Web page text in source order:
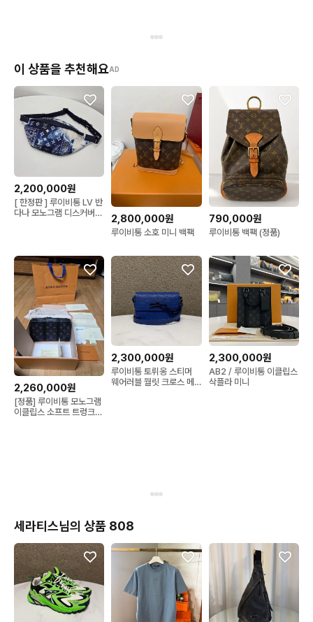
이 상품을 추천해요AD
2,200,000원
[ 한정판 ] 루이비통 LV 반
다나 모노그램 디스커버리
2,800,000원
루이비통 소호 미니 백팩
790,000원
루이비통 백팩 (정품)
2,260,000원
[정품] 루이비통 모노그램
이클립스 소프트 트렁크
2,300,000원
루이비통 토뤼옹 스티머
웨어러블 월릿 크로스 메
2,300,000원
AB2 / 루이비통 이클립스
삭플라 미니
세라티스님의 상품 808